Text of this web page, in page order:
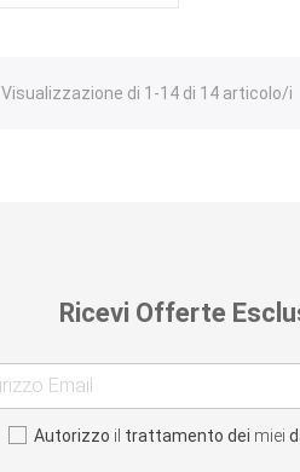
Visualizzazione di 1-14 di 14 articolo/i
Ricevi Offerte
Autorizzo il trattamento dei miei